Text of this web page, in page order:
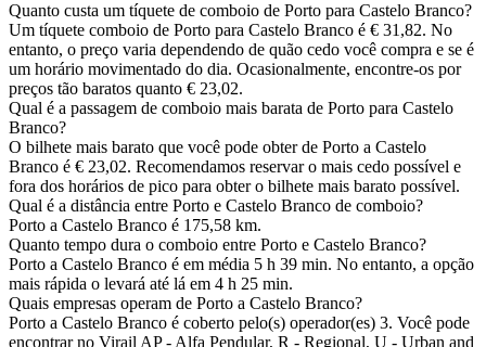
Quanto custa um tíquete de comboio de Porto para Castelo Branco?
Um tíquete comboio de Porto para Castelo Branco é € 31,82. No
entanto, o preço varia dependendo de quão cedo você compra e se é
um horário movimentado do dia. Ocasionalmente, encontre-os por
preços tão baratos quanto € 23,02.
Qual é a passagem de comboio mais barata de Porto para Castelo
Branco?
O bilhete mais barato que você pode obter de Porto a Castelo
Branco é € 23,02. Recomendamos reservar o mais cedo possível e
fora dos horários de pico para obter o bilhete mais barato possível.
Qual é a distância entre Porto e Castelo Branco de comboio?
Porto a Castelo Branco é 175,58 km.
Quanto tempo dura o comboio entre Porto e Castelo Branco?
Porto a Castelo Branco é em média 5 h 39 min. No entanto, a opção
mais rápida o levará até lá em 4 h 25 min.
Quais empresas operam de Porto a Castelo Branco?
Porto a Castelo Branco é coberto pelo(s) operador(es) 3. Você pode
encontrar no Virail AP - Alfa Pendular, R - Regional, U - Urban and